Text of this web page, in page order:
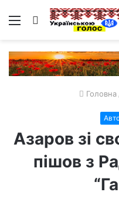
Меню Пошук
Головна
Азаров зі
пішов з